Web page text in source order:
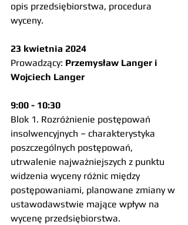
opis przedsiębiorstwa, procedura
wyceny.
23 kwietnia 2024
Prowadzący: Przemysław Langer i
Wojciech Langer
9:00 - 10:30
Blok 1. Rozróżnienie postępowań
insolwencyjnych – charakterystyka
poszczególnych postępowań,
utrwalenie najważniejszych z punktu
widzenia wyceny różnic między
postępowaniami, planowane zmiany w
ustawodawstwie mające wpływ na
wycenę przedsiębiorstwa.